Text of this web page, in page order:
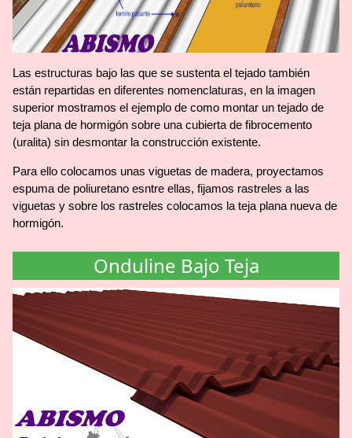
Las estructuras bajo las que se sustenta el tejado también
están repartidas en diferentes nomenclaturas, en la imagen
superior mostramos el ejemplo de como montar un tejado de
teja plana de hormigón sobre una cubierta de fibrocemento
(uralita) sin desmontar la construcción existente.
Para ello colocamos unas viguetas de madera, proyectamos
espuma de poliuretano esntre ellas, fijamos rastreles a las
viguetas y sobre los rastreles colocamos la teja plana nueva de
hormigón.
Onduline Bajo Teja